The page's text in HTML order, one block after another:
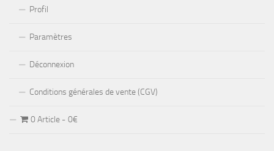
Profil
Paramètres
Déconnexion
Conditions générales de vente (CGV)
0 Article 0€